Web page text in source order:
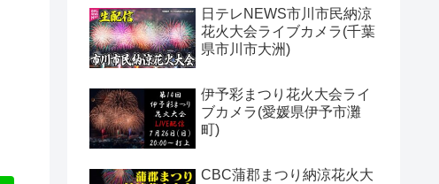
日テレNEWS市川市民納涼
花火大会ライブカメラ(千葉
県市川市大洲)
伊予彩まつり花火大会ライ
ブカメラ(愛媛県伊予市灘
町)
CBC蒲郡まつり納涼花火大